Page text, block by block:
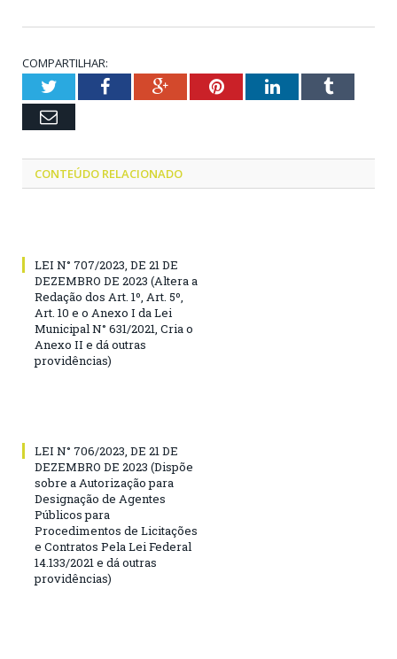
COMPARTILHAR:
TwitterFacebookGoogle+PinterestLinkedInTumblr
Email
CONTEÚDO RELACIONADO
LEI N° 707/2023, DE 21 DE
DEZEMBRO DE 2023 (Altera a
Redação dos Art. 1º, Art. 5º,
Art. 10 e o Anexo I da Lei
Municipal N° 631/2021, Cria o
Anexo II e dá outras
providências)
LEI N° 706/2023, DE 21 DE
DEZEMBRO DE 2023 (Dispõe
sobre a Autorização para
Designação de Agentes
Públicos para
Procedimentos de Licitações
e Contratos Pela Lei Federal
14.133/2021 e dá outras
providências)